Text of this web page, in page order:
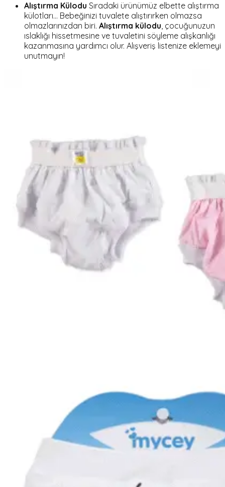
Alıştırma Külodu Sıradaki ürünümüz elbette alıştırma
külotları... Bebeğinizi tuvalete alıştırırken olmazsa
olmazlarınızdan biri. Alıştırma külodu, çocuğunuzun
ıslaklığı hissetmesine ve tuvaletini söyleme alışkanlığı
kazanmasına yardımcı olur. Alışveriş listenize eklemeyi
unutmayın!